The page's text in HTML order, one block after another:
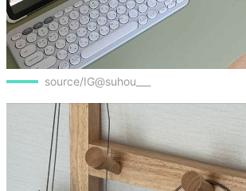
source/IG@suhou___